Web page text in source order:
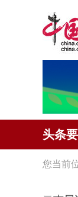
头条
您当前